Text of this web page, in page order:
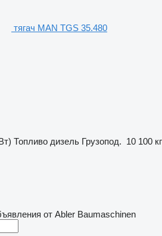
тягач MAN TGS 35.480
Топливо дизель Грузопод. 10 100 кг
от Abler Baumaschinen